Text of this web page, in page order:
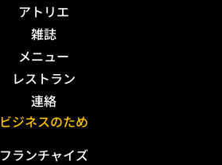
アトリエ
雑誌
メニュー
レストラン
連絡
ビジネスのため
フランチャイズ